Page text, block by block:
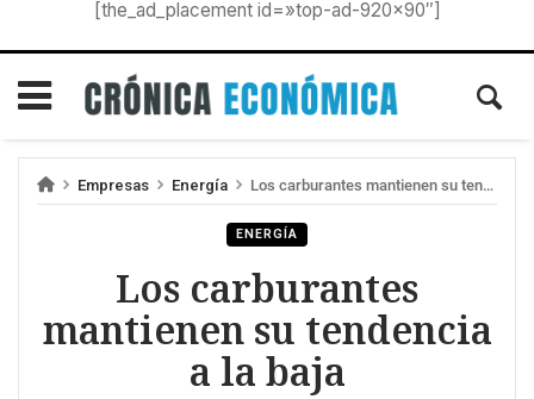
[the_ad_placement id=»top-ad-920×90″]
Empresas Energía Los carburantes mantienen su tendencia a la baja
ENERGÍA
Los carburantes
mantienen su tendencia
a la baja